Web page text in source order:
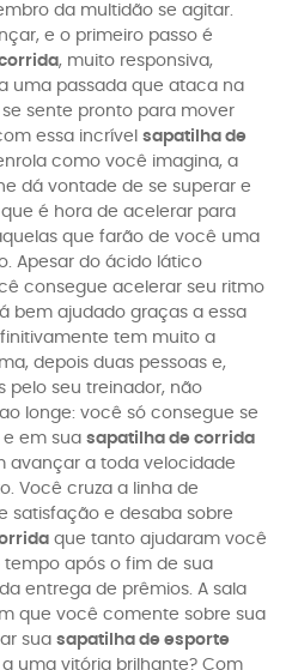
da multidão se agitar.
e o primeiro passo é
, muito responsiva,
uma passada que ataca na
sente pronto para mover
essa incrível sapatilha de
como você imagina, a
dá vontade de se superar e
é hora de acelerar para
que farão de você uma
Apesar do ácido lático
consegue acelerar seu ritmo
bem ajudado graças a essa
tem muito a
depois duas pessoas e,
pelo seu treinador, não
longe: você só consegue se
em sua sapatilha de corrida
avançar a toda velocidade
Você cruza a linha de
satisfação e desaba sobre
que tanto ajudaram você
após o fim de sua
entrega de prêmios. A sala
que você comente sobre sua
sua sapatilha de esporte
uma vitória brilhante? Com